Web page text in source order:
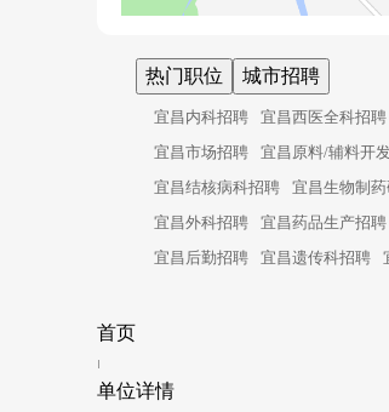
热门职位 城市招聘
宜昌内科招聘 宜昌西医全科招聘
宜昌市场招聘
宜昌原料/辅料开
宜昌结核病科招聘
宜昌生物制
宜昌外科招聘
宜昌药品生产招聘
宜昌后勤招聘
宜昌遗传科招聘
首页
单位详情